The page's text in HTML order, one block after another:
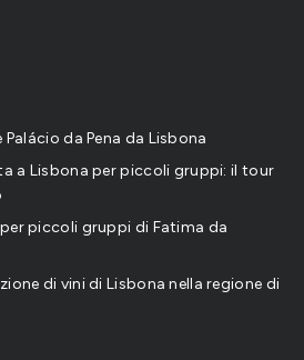
da Pena da Lisbona
a Lisbona per piccoli gruppi: il tour
piccoli gruppi di Fatima da
di vini di Lisbona nella regione di